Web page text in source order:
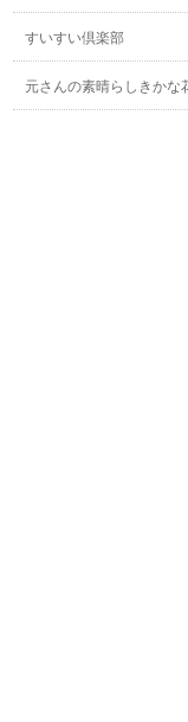
すいすい倶楽部
元さんの素晴らしきかな